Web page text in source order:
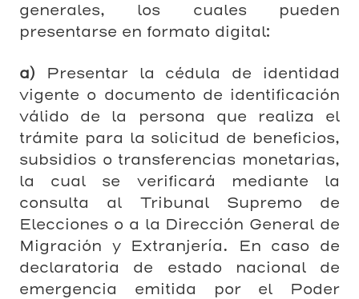
generales, los cuales pueden
presentarse en formato digital:
a) Presentar la cédula de identidad
vigente o documento de identificación
válido de la persona que realiza el
trámite para la solicitud de beneficios,
subsidios o transferencias monetarias,
la cual se verificará mediante la
consulta al Tribunal Supremo de
Elecciones o a la Dirección General de
Migración y Extranjería. En caso de
declaratoria de estado nacional de
emergencia emitida por el Poder